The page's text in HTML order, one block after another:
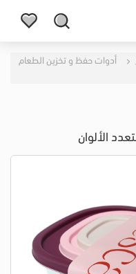
أدوات حفظ و تخزين الطعام